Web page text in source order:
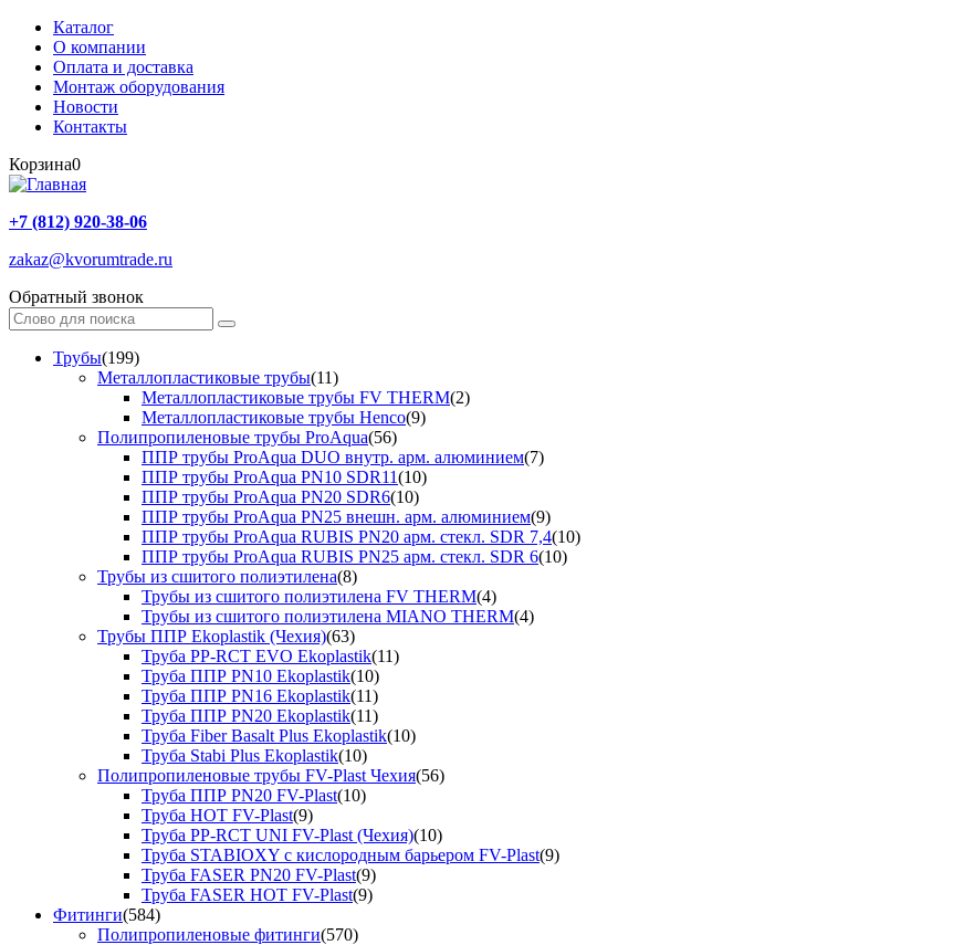
Каталог
О компании
Оплата и доставка
Монтаж оборудования
Новости
Контакты
Корзина0
+7 (812) 920-38-06
zakaz@kvorumtrade.ru
Обратный звонок
Трубы(199)
Металлопластиковые трубы(11)
Металлопластиковые трубы FV THERM(2)
Металлопластиковые трубы Henco(9)
Полипропиленовые трубы ProAqua(56)
ППР трубы ProAqua DUO внутр. арм. алюминием(7)
ППР трубы ProAqua PN10 SDR11(10)
ППР трубы ProAqua PN20 SDR6(10)
ППР трубы ProAqua PN25 внешн. арм. алюминием(9)
ППР трубы ProAqua RUBIS PN20 арм. стекл. SDR 7,4(10)
ППР трубы ProAqua RUBIS PN25 арм. стекл. SDR 6(10)
Трубы из сшитого полиэтилена(8)
Трубы из сшитого полиэтилена FV THERM(4)
Трубы из сшитого полиэтилена MIANO THERM(4)
Трубы ППР Ekoplastik (Чехия)(63)
Труба PP-RCT EVO Ekoplastik(11)
Труба ППР PN10 Ekoplastik(10)
Труба ППР PN16 Ekoplastik(11)
Труба ППР PN20 Ekoplastik(11)
Труба Fiber Basalt Plus Ekoplastik(10)
Труба Stabi Plus Ekoplastik(10)
Полипропиленовые трубы FV-Plast Чехия(56)
Труба ППР PN20 FV-Plast(10)
Труба HOT FV-Plast(9)
Труба PP-RCT UNI FV-Plast (Чехия)(10)
Труба STABIOXY с кислородным барьером FV-Plast(9)
Труба FASER PN20 FV-Plast(9)
Труба FASER HOT FV-Plast(9)
Фитинги(584)
Полипропиленовые фитинги(570)